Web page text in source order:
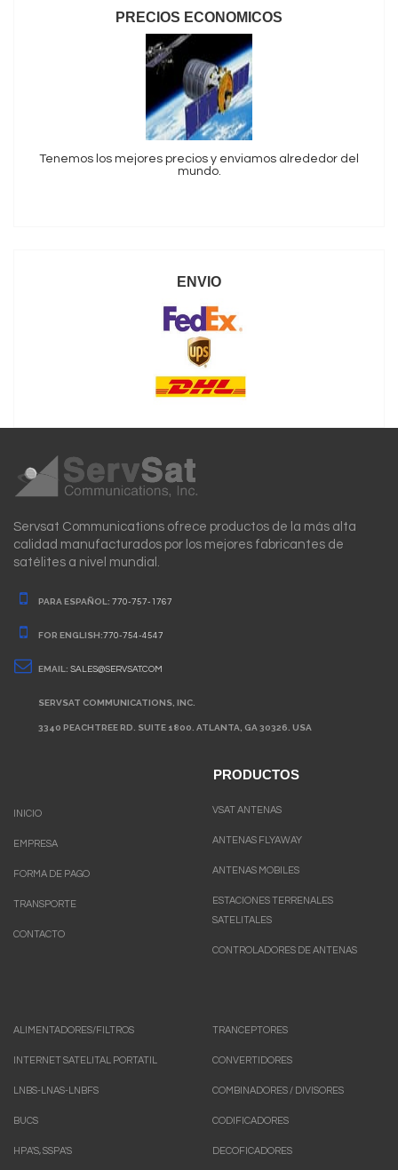
PRECIOS ECONOMICOS
Tenemos los mejores precios y enviamos alrededor del
mundo.
ENVIO
Servsat Communications ofrece productos de la más alta
calidad manufacturados por los mejores fabricantes de
satélites a nivel mundial.
PARA ESPAÑOL: 770-757-1767
FOR ENGLISH:770-754-4547
EMAIL: SALES@SERVSAT.COM
SERVSAT COMMUNICATIONS, INC.
3340 PEACHTREE RD. SUITE 1800. ATLANTA, GA 30326. USA
INICIO
EMPRESA
FORMA DE PAGO
TRANSPORTE
CONTACTO
PRODUCTOS
VSAT ANTENAS
ANTENAS FLYAWAY
ANTENAS MOBILES
ESTACIONES TERRENALES
SATELITALES
CONTROLADORES DE ANTENAS
ALIMENTADORES/FILTROS
INTERNET SATELITAL PORTATIL
LNBS-LNAS-LNBFS
BUCS
HPA'S, SSPA'S
TRANCEPTORES
CONVERTIDORES
COMBINADORES / DIVISORES
CODIFICADORES
DECOFICADORES